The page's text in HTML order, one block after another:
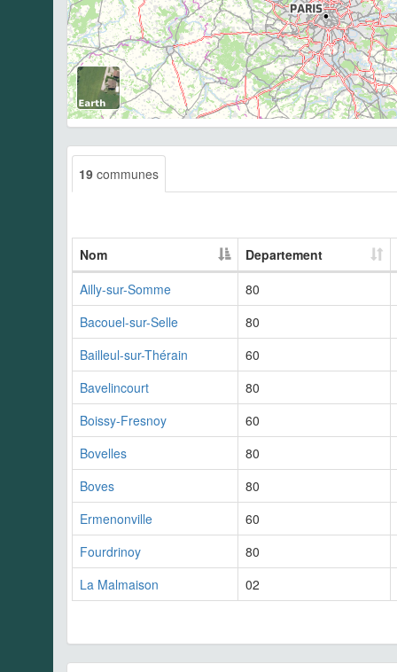
19 communes
Nom
Departement
Ailly-sur-Somme
80
Bacouel-sur-Selle
80
Bailleul-sur-Thérain
60
Bavelincourt
80
Boissy-Fresnoy
60
Bovelles
80
Boves
80
Ermenonville
60
Fourdrinoy
80
La Malmaison
02